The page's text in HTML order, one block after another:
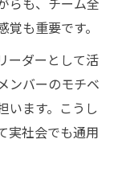
も重要です。
ーダーとして活
ンバーのモチベ
います。こうし
実社会でも通用